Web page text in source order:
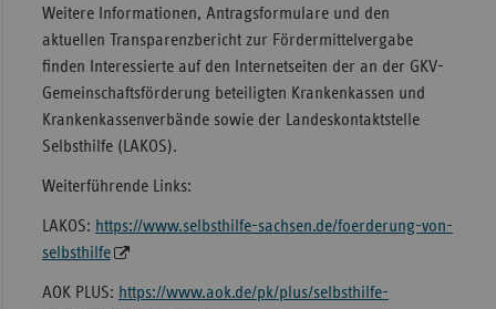
Weitere Informationen, Antragsformulare und den
aktuellen Transparenzbericht zur Fördermittelvergabe
finden Interessierte auf den Internetseiten der an der GKV-
Gemeinschaftsförderung beteiligten Krankenkassen und
Krankenkassenverbände sowie der Landeskontaktstelle
Selbsthilfe (LAKOS).
Weiterführende Links:
LAKOS: https://www.selbsthilfe-sachsen.de/foerderung-von-
selbsthilfe
AOK PLUS: https://www.aok.de/pk/plus/selbsthilfe-